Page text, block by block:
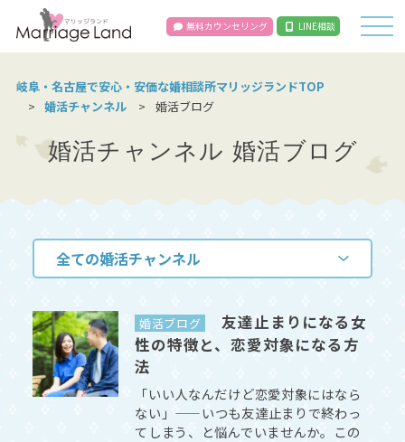
無料カウンセリング LINE相談
岐阜・名古屋で安心・安価な婚相談所マリッジランドTOP
婚活チャンネル
婚活ブログ
婚活チャンネル 婚活ブログ
婚活ブログ
友達止まりになる女
性の特徴と、恋愛対象になる方
法
「いい人なんだけど恋愛対象にはなら
ない」——いつも友達止まりで終わっ
てしまう、と悩んでいませんか。この